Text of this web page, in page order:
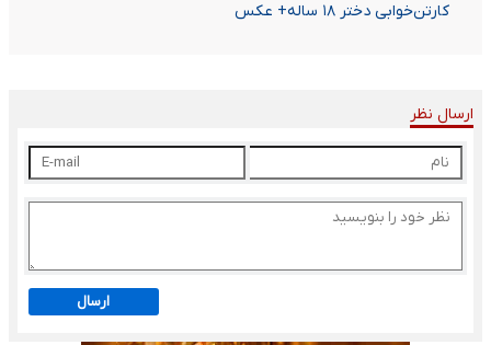
کارتن‌خوابی دختر ۱۸ ساله+ عکس
ارسال نظر
ارسال